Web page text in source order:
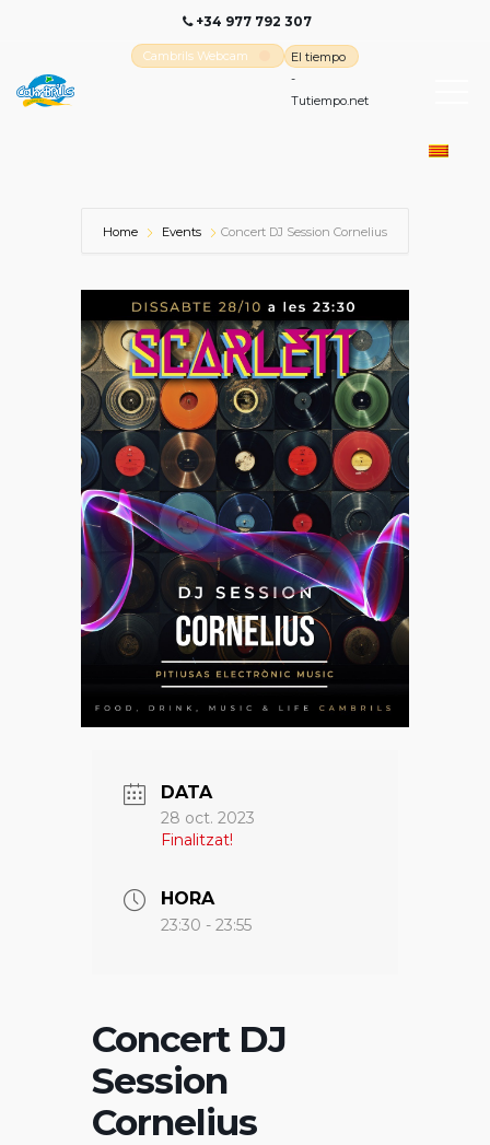
+34 977 792 307
Cambrils Webcam
El tiempo
-
Tutiempo.net
Home Events Concert DJ Session Cornelius
DATA
28 oct. 2023
Finalitzat!
HORA
23:30 - 23:55
Concert DJ
Session
Cornelius